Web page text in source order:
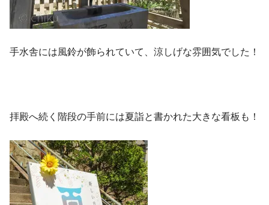
手水舎には風鈴が飾られていて、涼しげな雰囲気でした！
拝殿へ続く階段の手前には夏詣と書かれた大きな看板も！